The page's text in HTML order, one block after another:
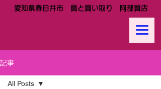
愛知県春日井市 質と買い取り 阿部質店
記事
All Posts